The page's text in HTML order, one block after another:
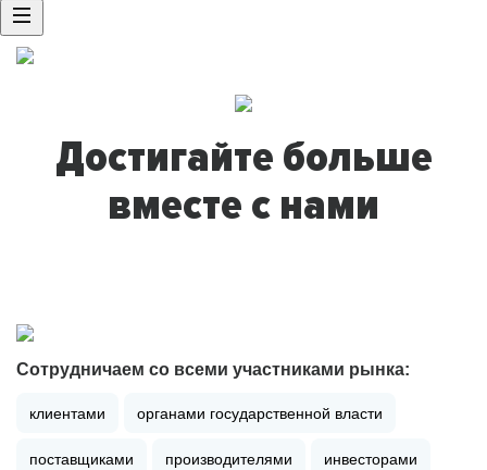
Достигайте больше
вместе с нами
Сотрудничаем со всеми участниками рынка:
клиентами органами государственной власти
поставщиками производителями инвесторами